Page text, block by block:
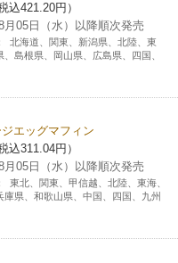
舗限定）
クローク」（店舗限定）
込421.20円）
月05日（水）以降順次発売
北海道、関東、新潟県、北陸、東
、島根県、岡山県、広島県、四国、
エッグマフィン
込311.04円）
月05日（水）以降順次発売
東北、関東、甲信越、北陸、東海、
庫県、和歌山県、中国、四国、九州